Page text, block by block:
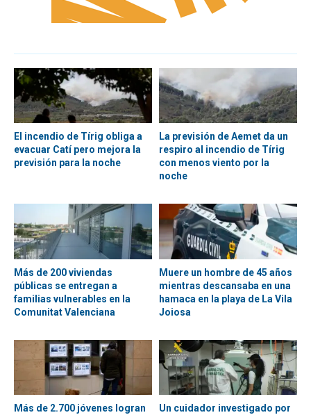
El incendio de Tírig obliga a
evacuar Catí pero mejora la
previsión para la noche
La previsión de Aemet da un
respiro al incendio de Tírig
con menos viento por la
noche
Más de 200 viviendas
públicas se entregan a
familias vulnerables en la
Comunitat Valenciana
Muere un hombre de 45 años
mientras descansaba en una
hamaca en la playa de La Vila
Joiosa
Más de 2.700 jóvenes logran
Un cuidador investigado por